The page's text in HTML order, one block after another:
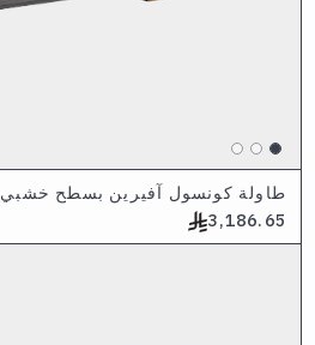
طاولة كونسول آفيرين بسطح خشبي
3,186.65